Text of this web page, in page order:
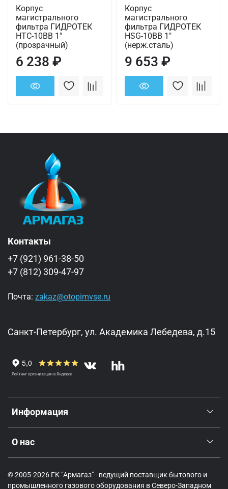
Корпус
магистрального
фильтра ГИДРОТЕК
HTC-10BB 1"
(прозрачный)
6 238 ₽
Корпус
магистрального
фильтра ГИДРОТЕК
HSG-10BB 1"
(нерж.сталь)
9 653 ₽
Информация
О нас
Контакты
+7 (921) 961-38-50
+7 (812) 309-47-97
Почта: zakaz@otopimvse.ru
Санкт-Петербург, ул. Академика Лебедева, д.15
© 2005-2026 ГК "Армагаз" - ведущий поставщик бытового и
промышленного газового оборудования в Северо-Западном